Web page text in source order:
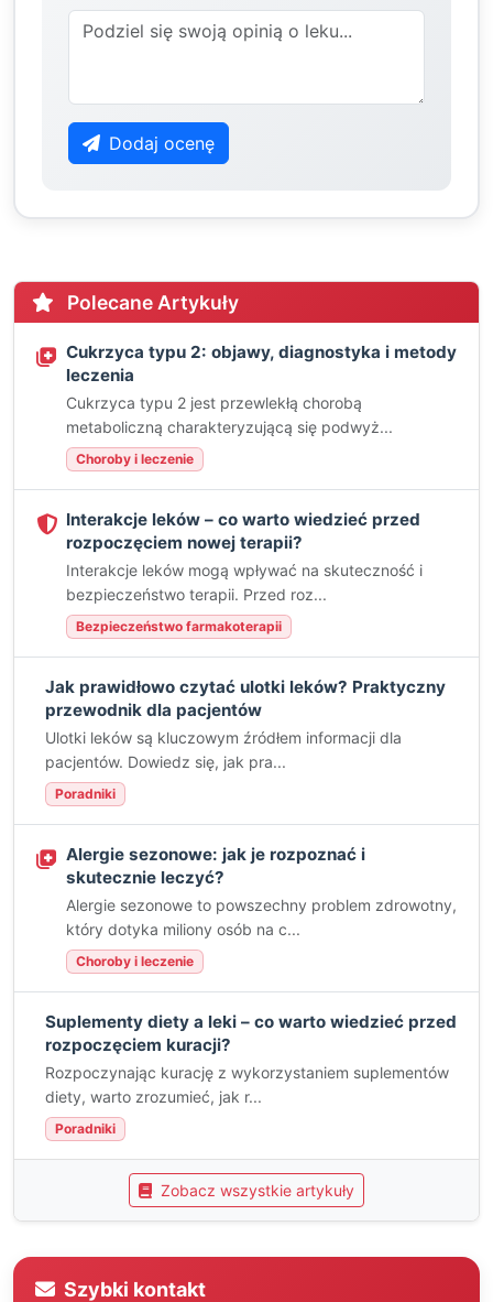
Dodaj ocenę
Polecane Artykuły
Cukrzyca typu 2: objawy, diagnostyka i metody
leczenia
Cukrzyca typu 2 jest przewlekłą chorobą
metaboliczną charakteryzującą się podwyż...
Choroby i leczenie
Interakcje leków – co warto wiedzieć przed
rozpoczęciem nowej terapii?
Interakcje leków mogą wpływać na skuteczność i
bezpieczeństwo terapii. Przed roz...
Bezpieczeństwo farmakoterapii
Jak prawidłowo czytać ulotki leków? Praktyczny
przewodnik dla pacjentów
Ulotki leków są kluczowym źródłem informacji dla
pacjentów. Dowiedz się, jak pra...
Poradniki
Alergie sezonowe: jak je rozpoznać i
skutecznie leczyć?
Alergie sezonowe to powszechny problem zdrowotny,
który dotyka miliony osób na c...
Choroby i leczenie
Suplementy diety a leki – co warto wiedzieć przed
rozpoczęciem kuracji?
Rozpoczynając kurację z wykorzystaniem suplementów
diety, warto zrozumieć, jak r...
Poradniki
Zobacz wszystkie artykuły
Szybki kontakt